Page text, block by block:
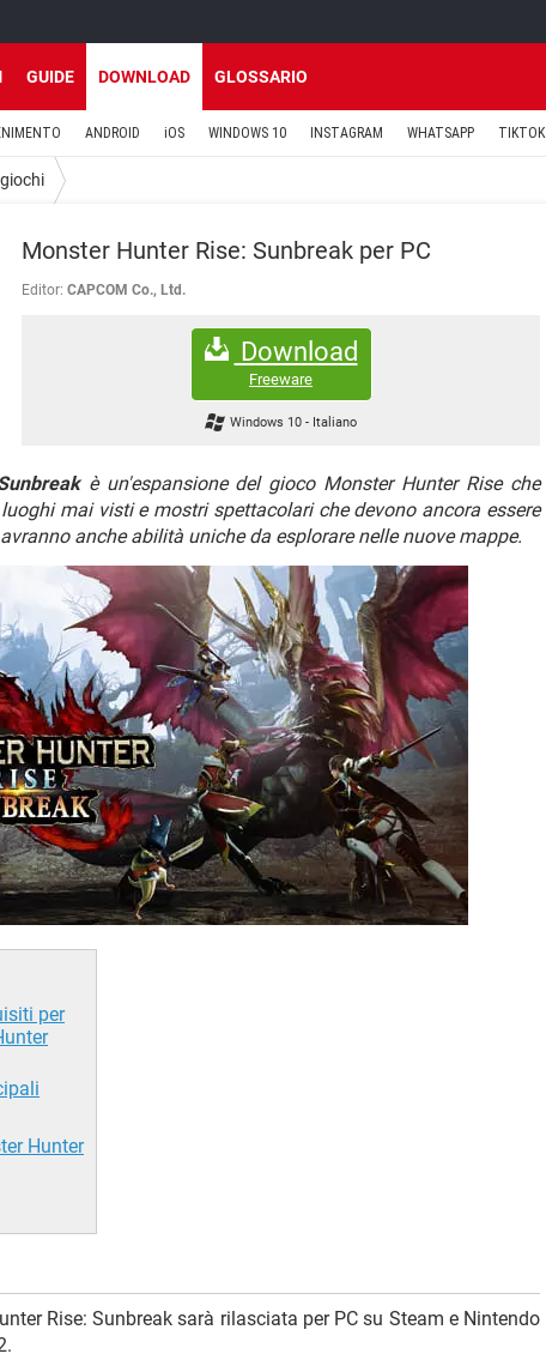
GUIDE DOWNLOAD GLOSSARIO
ANDROID iOS WINDOWS 10 INSTAGRAM WHATSAPP TIKTOK
Monster Hunter Rise: Sunbreak per PC
Editor: CAPCOM Co., Ltd.
Download
Freeware
Windows 10 - Italiano
è un'espansione del gioco Monster Hunter Rise che
mai visti e mostri spettacolari che devono ancora essere
anche abilità uniche da esplorare nelle nuove mappe.
per
Hunter
Rise: Sunbreak sarà rilasciata per PC su Steam e Nintendo